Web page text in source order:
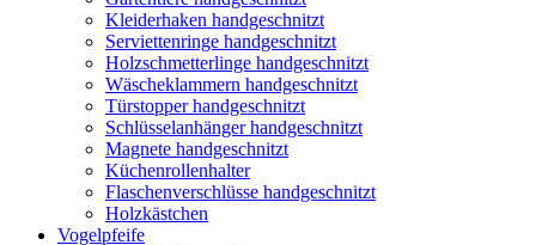
Kleiderhaken handgeschnitzt
Serviettenringe handgeschnitzt
Holzschmetterlinge handgeschnitzt
Wäscheklammern handgeschnitzt
Türstopper handgeschnitzt
Schlüsselanhänger handgeschnitzt
Magnete handgeschnitzt
Küchenrollenhalter
Flaschenverschlüsse handgeschnitzt
Holzkästchen
Vogelpfeife